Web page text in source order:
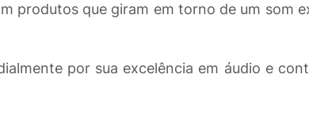
produtos que giram em torno de um som
por sua excelência em áudio e